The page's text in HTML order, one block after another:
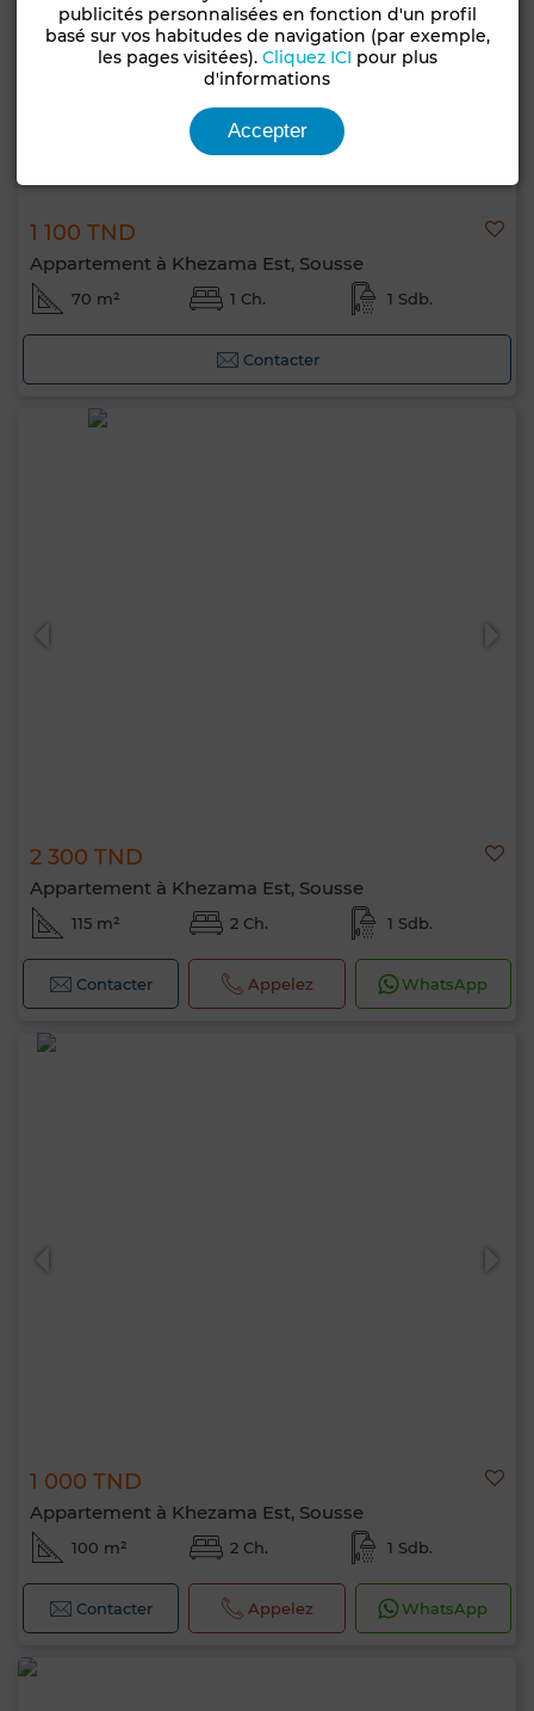
1 100 TND
Appartement à Khezama Est, Sousse
70 m² 1 Ch. 1 Sdb.
Contacter
2 300 TND
Appartement à Khezama Est, Sousse
115 m² 2 Ch. 1 Sdb.
Contacter Appelez WhatsApp
1 000 TND
Appartement à Khezama Est, Sousse
100 m² 2 Ch. 1 Sdb.
Contacter Appelez WhatsApp
publicités personnalisées en fonction d'un profil
basé sur vos habitudes de navigation (par exemple,
les pages visitées). Cliquez ICI pour plus
d'informations
Accepter